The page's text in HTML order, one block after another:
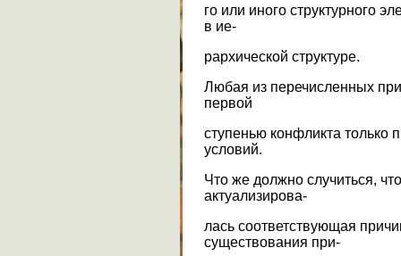
го или иного структурного
в ие-
рархической структуре.
Любая из перечисленных
первой
ступенью конфликта только
условий.
Что же должно случиться,
актуализирова-
лась соответствующая
существования при-